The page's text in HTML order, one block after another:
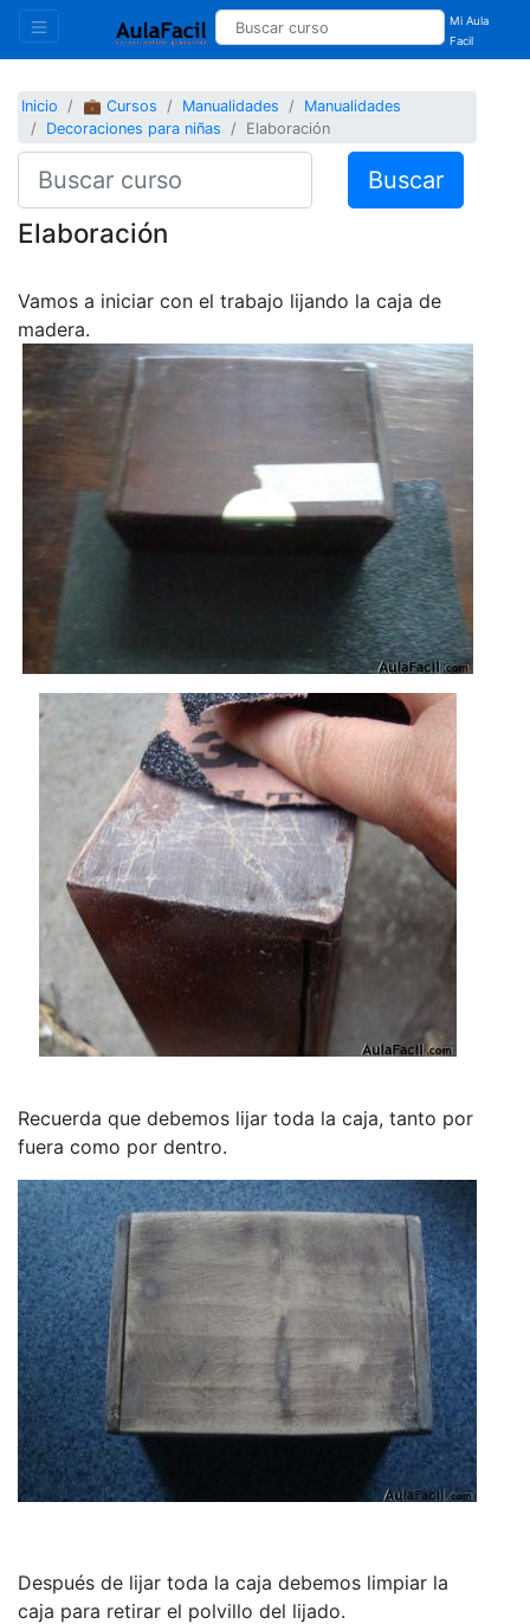
Mi Aula
Facil
Inicio 💼 Cursos Manualidades
Manualidades
Decoraciones para niñas
Elaboración
Buscar
Elaboración
Vamos a iniciar con el trabajo lijando la caja de
madera.
Recuerda que debemos lijar toda la caja, tanto por
fuera como por dentro.
Después de lijar toda la caja debemos limpiar la
caja para retirar el polvillo del lijado.